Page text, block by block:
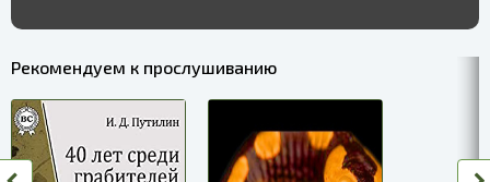
Рекомендуем к прослушиванию